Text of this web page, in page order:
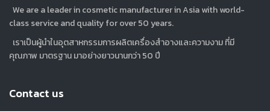
We are a leader in cosmetic manufacturer in Asia with world-
class service and quality for over 50 years.
เราเป็นผู้นำในอุตสาหกรรมการผลิตเครื่องสำอางและความงาม ที่มี
คุณภาพ มาตรฐาน มาอย่างยาวนานกว่า 50 ปี
Contact us